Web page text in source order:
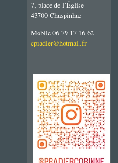
7, place de l’Église
43700 Chaspinhac
Mobile 06 79 17 16 62
cpradier@hotmail.fr